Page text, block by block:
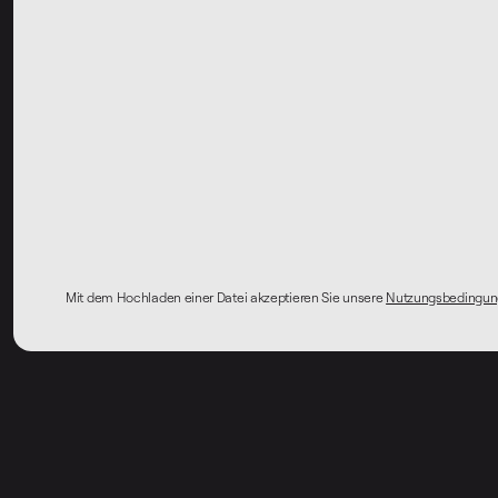
Mit dem Hochladen einer Datei akzeptieren Sie unsere